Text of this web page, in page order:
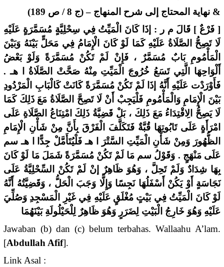
& نهاية المحتاج إلى شرح المنهاج – (ج 8 / ص 189)
[ فَرْعٌ ] قَالَ م ر : إذَا كَانَ الْمَيِّتُ فِي سِحْلِيَّةٍ مُسَمَّرَةٍ عَلَيْهِ
لَا تَصِحُّ الصَّلَاةُ عَلَيْهِ كَمَا لَوْ كَانَ الْإِمَامُ فِي مَحَلٍّ بَيْنَهُ وَبَيْنَ
الْمَأْمُومِ بَابٌ مُسَمَّرٌ ، فَإِنْ لَمْ تَكُنْ مُسَمَّرَةً وَلَوْ بَعْضُ
أَلْوَاحِهَا الَّتِي تَسَعُ خُرُوجَ الْمَيِّتِ مِنْهُ صَحَّتْ الصَّلَاةُ ا هـ .
فَأَوْرَدْت عَلَيْهِ أَنَّهُ إذَا لَمْ تَكُنْ مُسَمَّرَةً كَانَتْ كَالْبَابِ الْمَرْدُودِ
بَيْنَ الْإِمَامِ وَالْمَأْمُومِ فَلْيَجِبْ أَنْ لَا تَصِحَّ الصَّلَاةُ مَعَ ذَلِكَ كَمَا
لَا يَصِحُّ الِاقْتِدَاءُ مَعَ ذَلِكَ ، بَلْ قَضِيَّةُ ذَلِكَ امْتِنَاعُ الصَّلَاةِ عَلَى
امْرَأَةٍ عَلَى تَابُوتِهَا قُبَّةٌ فَتَكَلَّفَ الْفَرْقَ بِأَنَّ مِنْ شَأْنِ الْإِمَامِ
الظُّهُورَ وَمِنْ شَأْنِ الْمَيِّتِ السَّتْرَ ا هـ فَلْيُتَأَمَّلْ جِدًّا ا هـ سم
عَلَى مَنْهَجٍ . وَقَوْلُ سم مَا لَمْ تَكُنْ مُسَمَّرَةً شَمَلَ مَا لَوْ كَانَ
بِهَا شِدَادٌ وَلَمْ تَحِلَّ ، وَهُوَ ظَاهِرٌ إنْ لَمْ تَكُنْ السِّحْلِيَّةُ عَلَى
نَجَاسَةٍ أَوْ يَكُنْ أَسْفَلُهَا نَجِسًا وَإِلَّا وَجَبَ الْحَلُّ ، وَقَضِيَّتُهُ أَنَّهُ
لَوْ كَانَ الْمَيِّتُ فِي بَيْتٍ مُغْلَقٍ عَلَيْهِ فِي غَيْرِ الْمَسْجِدِ وَصُلِّيَ
عَلَيْهِ وَهُوَ خَارِجُ الْبَيْتِ لِضَرَرٍ وَهُوَ ظَاهِرٌ لِلْحَيْلُولَةِ بَيْنَهُمَا
Jawaban (b) dan (c) belum terbahas. Wallaahu A’lam.
[Abdullah Afif].
Link Asal :